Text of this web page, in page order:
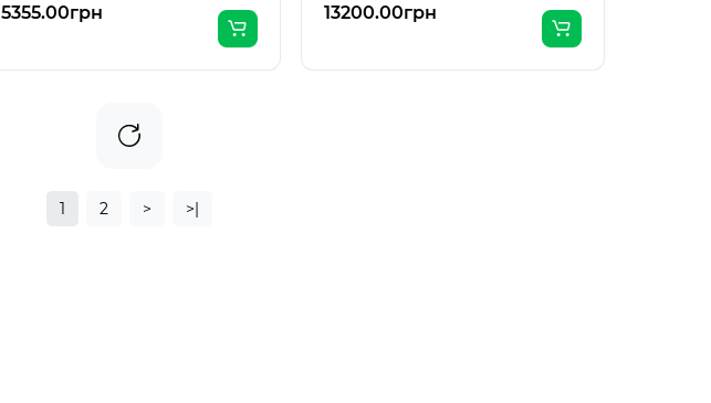
5355.00грн 13200.00грн
1 2 > >|